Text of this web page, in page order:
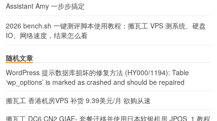
Assistant Amy 一步步搞定
2026 bench.sh 一键测评脚本使用教程：搬瓦工 VPS 测系统、硬盘
IO、网络速度，结果怎么看
随机文章
WordPress 提示数据库损坏的修复方法 (HY000/1194): Table
‘wp_options’ is marked as crashed and should be repaired
搬瓦工 香港机房VPS 补货 9.39美元/月 欲购从速
搬瓦工 DC6 CN2 GIAE- 套餐迁移并使用日本软银机房 JPOS_1 教程